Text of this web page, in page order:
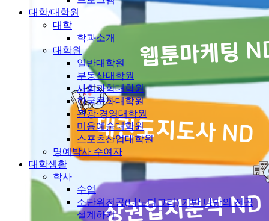
대학/대학원
대학
학과소개
대학원
일반대학원
부동산대학원
사회과학대학원
한국문화대학원
관광·경영대학원
미용예술대학원
스포츠산업대학원
명예박사 수여자
대학생활
학사
수업
소단위전공(나노디그리) 기반 나만의 전공
설계하기